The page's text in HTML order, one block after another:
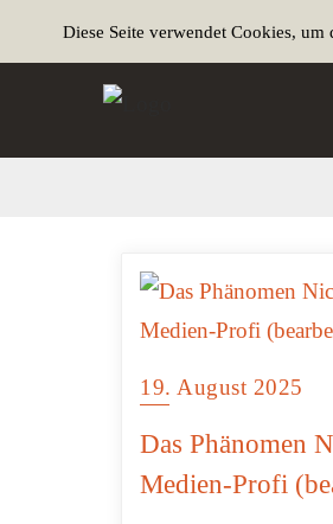
19. August 2025
Das Phänomen
Medien-Profi
Diese Seite verwendet Cookies,